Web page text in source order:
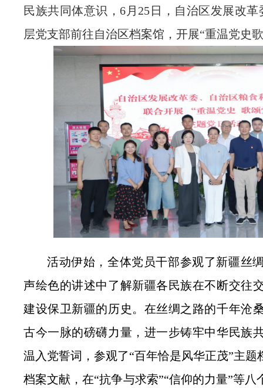
民族共同体意识 ，6月25日，自治区发展改
层党支部前往自治区档案馆，开展“重温党史
活动伊始，全体党员干部参观了新疆丝
声绘色的讲述中了解新疆各民族在不断交往
建设保卫新疆的历史。在丝绸之路的千年沧
古今一脉的磅礴力量，进一步铸牢中华民族
温入党誓词，参观了“百年恰是风华正茂”主
档案文献，在“抗争与求索”“信仰的力量”等